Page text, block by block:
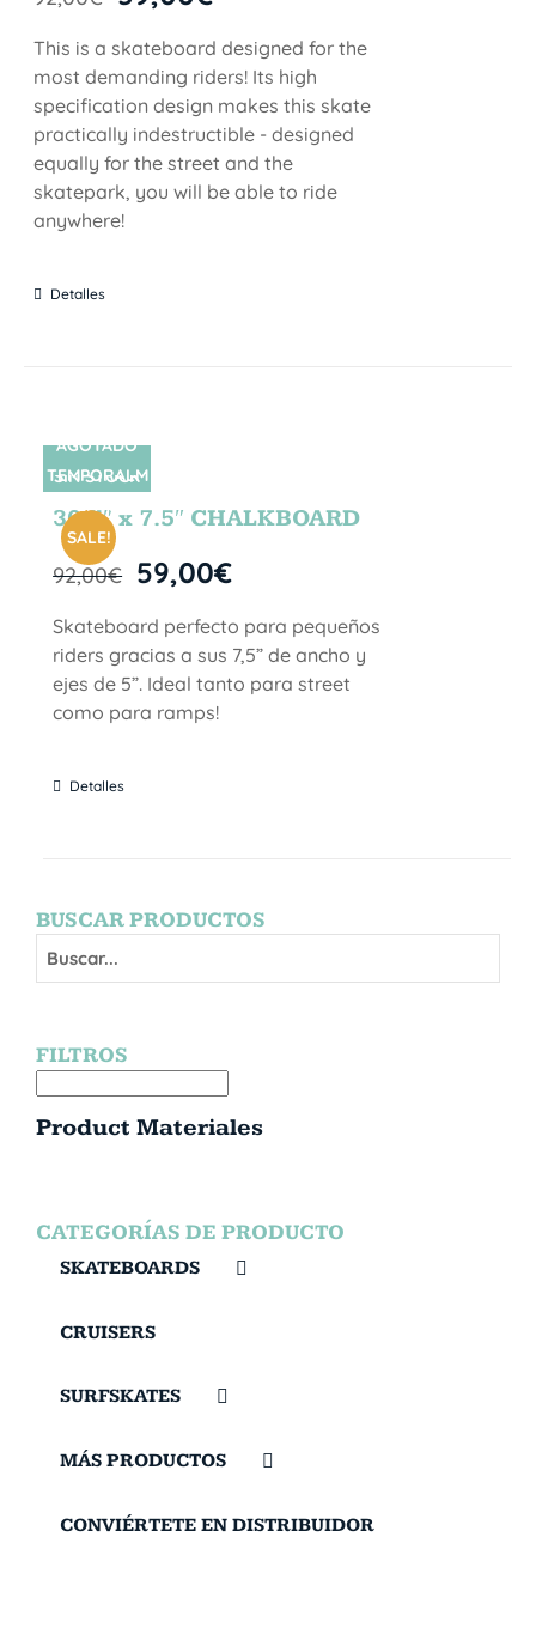
This is a skateboard designed for the
most demanding riders! Its high
specification design makes this skate
practically indestructible - designed
equally for the street and the
skatepark, you will be able to ride
anywhere!
Detalles
SIN STOCK
SALE!
AGOTADO
TEMPORALM
ENTE
30.5″ x 7.5″ CHALKBOARD
92,00€ 59,00€
Skateboard perfecto para pequeños
riders gracias a sus 7,5” de ancho y
ejes de 5”. Ideal tanto para street
como para ramps!
Detalles
BUSCAR PRODUCTOS
FILTROS
Product Materiales
CATEGORÍAS DE PRODUCTO
SKATEBOARDS
CRUISERS
SURFSKATES
MÁS PRODUCTOS
CONVIÉRTETE EN DISTRIBUIDOR